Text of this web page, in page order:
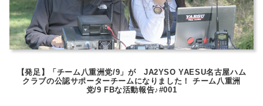
【発足】「チーム八重洲党/9」が JA2YSO YAESU名古屋ハム
クラブの公認サポーターチームになりました！ チーム八重洲
党/9 FBな活動報告♪#001